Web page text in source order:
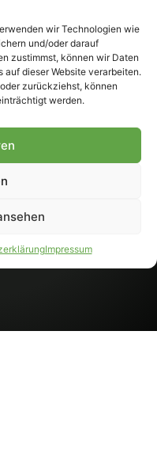
wir Technologien wie
und/oder darauf
zustimmst, können wir Daten
dieser Website verarbeiten.
zurückziehst, können
werden.
Impressum